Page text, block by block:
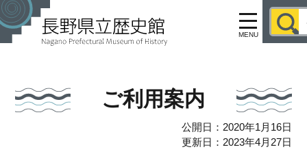
MENU
ご利用案内
公開日：2020年1月16日
更新日：2023年4月27日